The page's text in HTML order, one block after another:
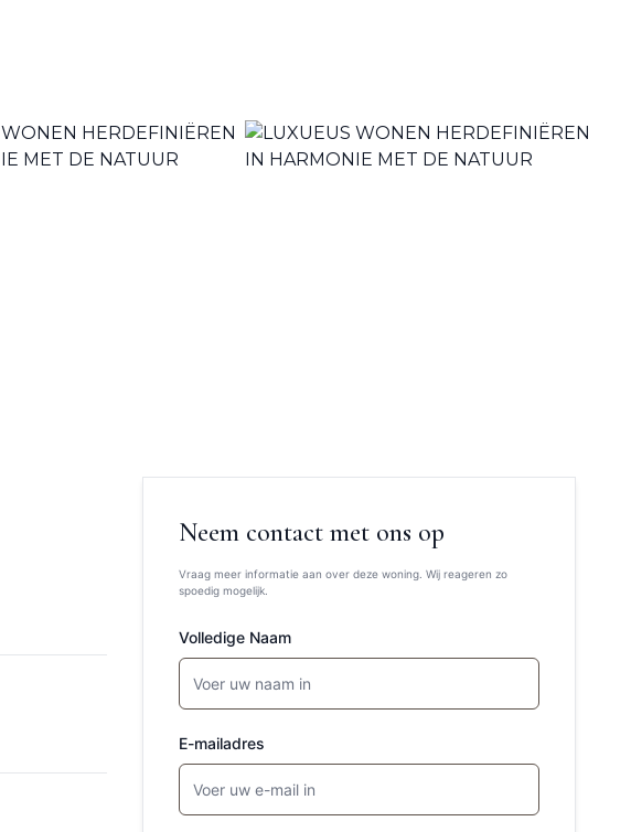
Neem contact met ons op
Vraag meer informatie aan over deze woning. Wij reageren zo
spoedig mogelijk.
Volledige Naam
E-mailadres